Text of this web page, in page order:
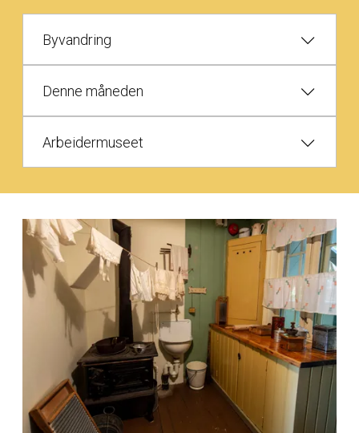
Byvandring
Denne måneden
Arbeidermuseet